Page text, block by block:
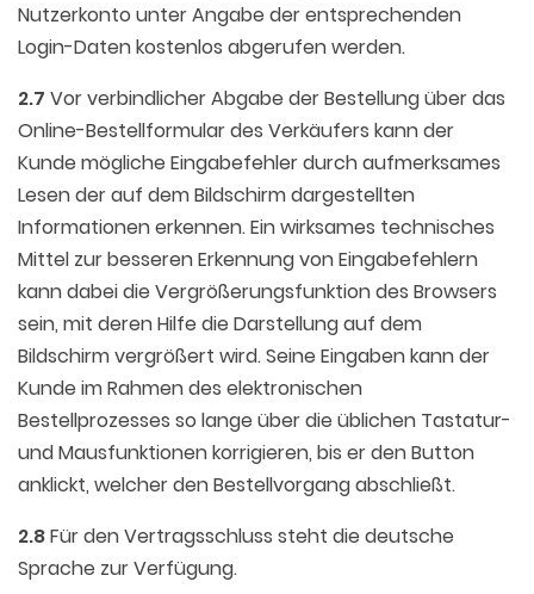
Nutzerkonto unter Angabe der entsprechenden
Login-Daten kostenlos abgerufen werden.
2.7 Vor verbindlicher Abgabe der Bestellung über das
Online-Bestellformular des Verkäufers kann der
Kunde mögliche Eingabefehler durch aufmerksames
Lesen der auf dem Bildschirm dargestellten
Informationen erkennen. Ein wirksames technisches
Mittel zur besseren Erkennung von Eingabefehlern
kann dabei die Vergrößerungsfunktion des Browsers
sein, mit deren Hilfe die Darstellung auf dem
Bildschirm vergrößert wird. Seine Eingaben kann der
Kunde im Rahmen des elektronischen
Bestellprozesses so lange über die üblichen Tastatur-
und Mausfunktionen korrigieren, bis er den Button
anklickt, welcher den Bestellvorgang abschließt.
2.8Für den Vertragsschluss steht die deutsche
Sprache zur Verfügung.